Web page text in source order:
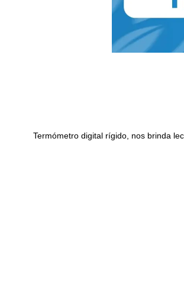
Termómetro digital rígido, nos brinda